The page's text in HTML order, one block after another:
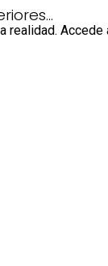
realidad.